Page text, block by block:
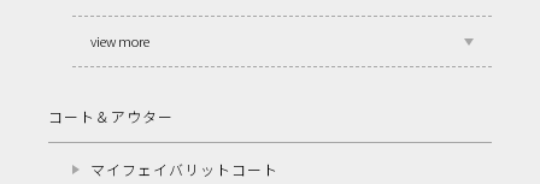
view more
コート＆アウター
マイフェイバリットコート